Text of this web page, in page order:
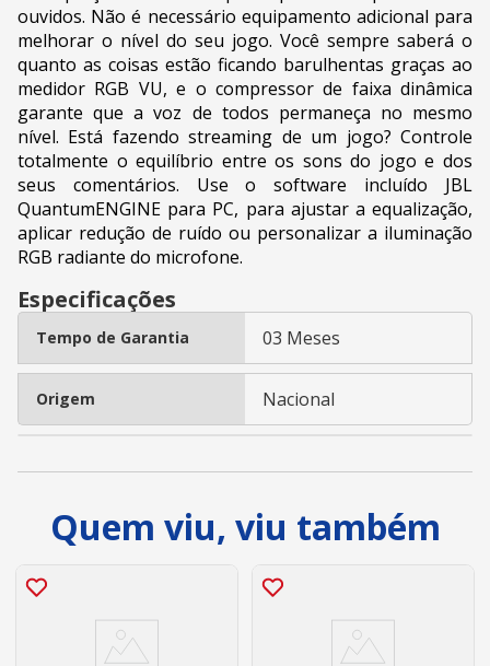
ouvidos. Não é necessário equipamento adicional para
melhorar o nível do seu jogo. Você sempre saberá o
quanto as coisas estão ficando barulhentas graças ao
medidor RGB VU, e o compressor de faixa dinâmica
garante que a voz de todos permaneça no mesmo
nível. Está fazendo streaming de um jogo? Controle
totalmente o equilíbrio entre os sons do jogo e dos
seus comentários. Use o software incluído JBL
QuantumENGINE para PC, para ajustar a equalização,
aplicar redução de ruído ou personalizar a iluminação
RGB radiante do microfone.
Especificações
Tempo de Garantia 03 Meses
Origem Nacional
Quem viu, viu também